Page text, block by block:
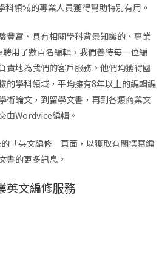
科領域的專業人員獲得幫助特別有用。
豐富、具有相關學科背景知識的、專業
用了數百名編輯，我們善待每一位編
責地為我們的客戶服務。他們均獲得國
的學科領域，平均擁有8年以上的編輯編
術論文，到留學文書，再到各類商業文
由Wordvice編輯。
「英文編修」頁面，以獲取有關撰寫編
書的更多訊息。
英文編修服務